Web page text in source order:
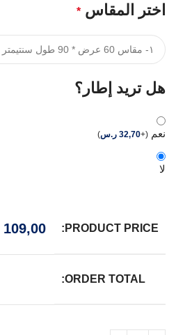
اختر المقاس *
هل تريد إطار؟
نعم (
+
32,70 ر.س)
لا
PRODUCT PRICE:
109,00
ORDER TOTAL: